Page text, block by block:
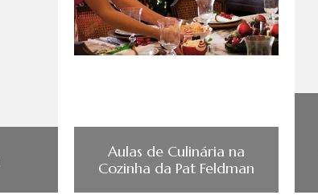
Aulas de Culinária na
Cozinha da Pat Feldman